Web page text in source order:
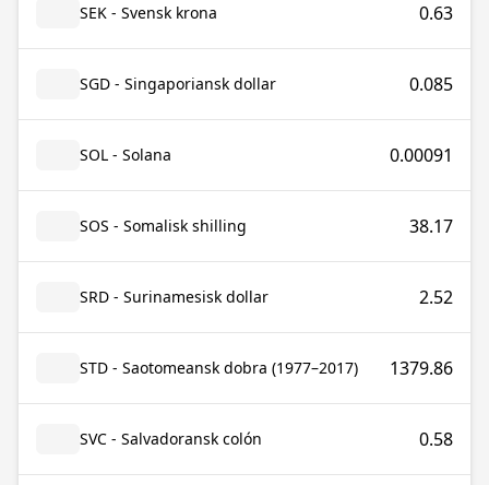
SEK - Svensk krona 0.63
SGD - Singaporiansk dollar 0.085
SOL - Solana 0.00091
SOS - Somalisk shilling 38.17
SRD - Surinamesisk dollar 2.52
STD - Saotomeansk dobra (1977–2017) 1379.86
SVC - Salvadoransk colón 0.58